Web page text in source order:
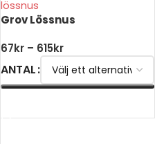
Grov Lössnus
67kr – 615kr
ANTAL